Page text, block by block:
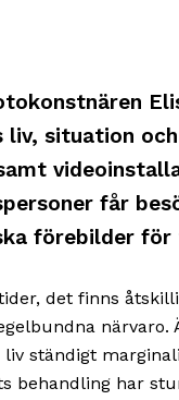
liv, situation
får
förebilder för
det finns
närvaro.
ständigt
behandling har